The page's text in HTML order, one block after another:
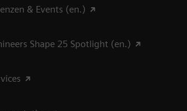
& Events (en.)
Shape 25 Spotlight (en.)